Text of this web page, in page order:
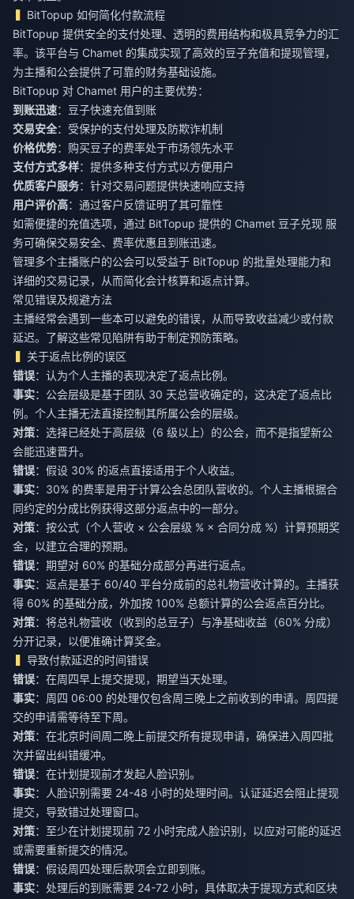
BitTopup 如何简化付款流程
BitTopup 提供安全的支付处理、透明的费用结构和极具竞争力的汇
率。该平台与 Chamet 的集成实现了高效的豆子充值和提现管理，
为主播和公会提供了可靠的财务基础设施。
BitTopup 对 Chamet 用户的主要优势：
到账迅速：豆子快速充值到账
交易安全：受保护的支付处理及防欺诈机制
价格优势：购买豆子的费率处于市场领先水平
支付方式多样：提供多种支付方式以方便用户
优质客户服务：针对交易问题提供快速响应支持
用户评价高：通过客户反馈证明了其可靠性
如需便捷的充值选项，通过 BitTopup 提供的 Chamet 豆子兑现 服
务可确保交易安全、费率优惠且到账迅速。
管理多个主播账户的公会可以受益于 BitTopup 的批量处理能力和
详细的交易记录，从而简化会计核算和返点计算。
常见错误及规避方法
主播经常会遇到一些本可以避免的错误，从而导致收益减少或付款
延迟。了解这些常见陷阱有助于制定预防策略。
关于返点比例的误区
错误：认为个人主播的表现决定了返点比例。
事实：公会层级是基于团队 30 天总营收确定的，这决定了返点比
例。个人主播无法直接控制其所属公会的层级。
对策：选择已经处于高层级（6 级以上）的公会，而不是指望新公
会能迅速晋升。
错误：假设 30% 的返点直接适用于个人收益。
事实：30% 的费率是用于计算公会总团队营收的。个人主播根据合
同约定的分成比例获得这部分返点中的一部分。
对策：按公式（个人营收 × 公会层级 % × 合同分成 %）计算预期奖
金，以建立合理的预期。
错误：期望对 60% 的基础分成部分再进行返点。
事实：返点是基于 60/40 平台分成前的总礼物营收计算的。主播获
得 60% 的基础分成，外加按 100% 总额计算的公会返点百分比。
对策：将总礼物营收（收到的总豆子）与净基础收益（60% 分成）
分开记录，以便准确计算奖金。
导致付款延迟的时间错误
错误：在周四早上提交提现，期望当天处理。
事实：周四 06:00 的处理仅包含周三晚上之前收到的申请。周四提
交的申请需等待至下周。
对策：在北京时间周二晚上前提交所有提现申请，确保进入周四批
次并留出纠错缓冲。
错误：在计划提现前才发起人脸识别。
事实：人脸识别需要 24-48 小时的处理时间。认证延迟会阻止提现
提交，导致错过处理窗口。
对策：至少在计划提现前 72 小时完成人脸识别，以应对可能的延迟
或需要重新提交的情况。
错误：假设周四处理后款项会立即到账。
事实：处理后的到账需要 24-72 小时，具体取决于提现方式和区块